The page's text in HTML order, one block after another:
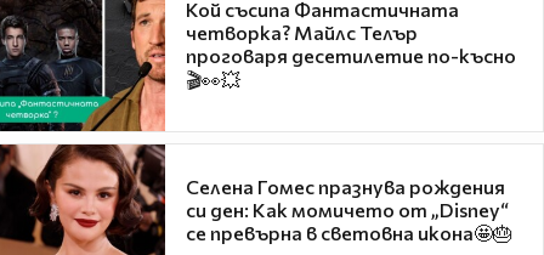
Кой съсипа Фантастичната
четворка? Майлс Телър
проговаря десетилетие по-късно
🎬👀💥
Селена Гомес празнува рождения
си ден: Как момичето от „Disney“
се превърна в световна икона🤩🎂